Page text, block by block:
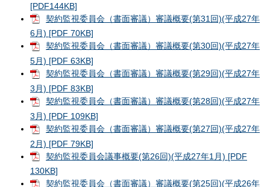
[PDF144KB]
契約監視委員会（書面審議）審議概要(第31回)(平成27年
6月) [PDF 70KB]
契約監視委員会（書面審議）審議概要(第30回)(平成27年
5月) [PDF 63KB]
契約監視委員会（書面審議）審議概要(第29回)(平成27年
3月) [PDF 83KB]
契約監視委員会（書面審議）審議概要(第28回)(平成27年
3月) [PDF 109KB]
契約監視委員会（書面審議）審議概要(第27回)(平成27年
2月) [PDF 79KB]
契約監視委員会議事概要(第26回)(平成27年1月) [PDF
130KB]
契約監視委員会（書面審議）審議概要(第25回)(平成26年